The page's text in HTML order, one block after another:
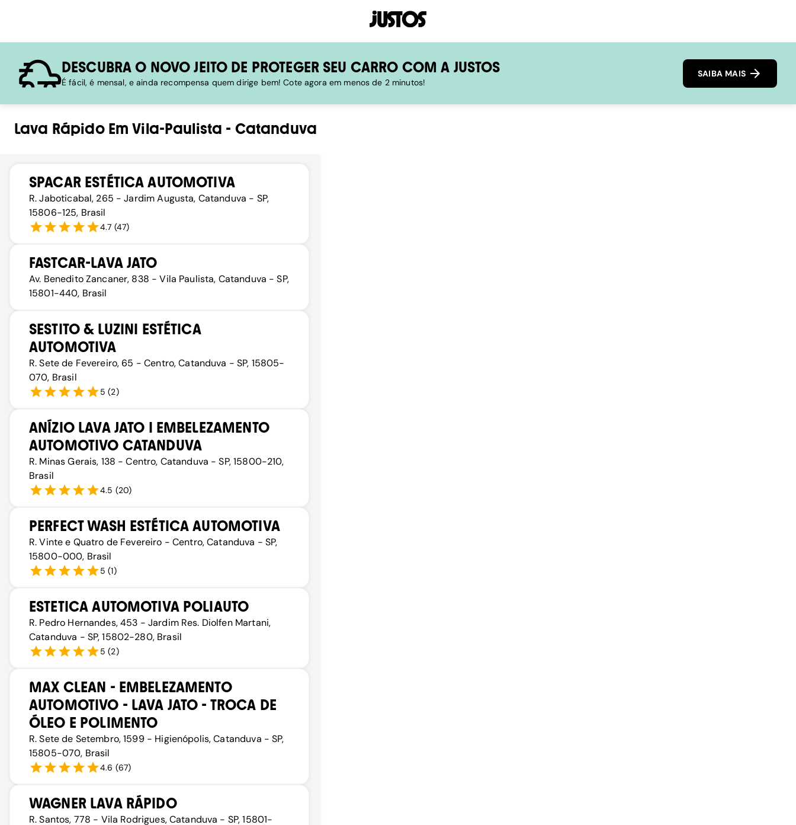
DESCUBRA O NOVO JEITO DE PROTEGER SEU CARRO COM A JUSTOS
É fácil, é mensal, e ainda recompensa quem dirige bem! Cote agora em menos de 2 minutos!
SAIBA MAIS
Lava RápidoEmVila-Paulista - Catanduva
SPACAR ESTÉTICA AUTOMOTIVA
R. Jaboticabal, 265 - Jardim Augusta, Catanduva - SP,
15806-125, Brasil
4.7 (47)
FASTCAR-LAVA JATO
Av. Benedito Zancaner, 838 - Vila Paulista, Catanduva - SP,
15801-440, Brasil
SESTITO & LUZINI ESTÉTICA
AUTOMOTIVA
R. Sete de Fevereiro, 65 - Centro, Catanduva - SP, 15805-
070, Brasil
5 (2)
ANÍZIO LAVA JATO I EMBELEZAMENTO
AUTOMOTIVO CATANDUVA
R. Minas Gerais, 138 - Centro, Catanduva - SP, 15800-210,
Brasil
4.5 (20)
PERFECT WASH ESTÉTICA AUTOMOTIVA
R. Vinte e Quatro de Fevereiro - Centro, Catanduva - SP,
15800-000, Brasil
5 (1)
ESTETICA AUTOMOTIVA POLIAUTO
R. Pedro Hernandes, 453 - Jardim Res. Diolfen Martani,
Catanduva - SP, 15802-280, Brasil
5 (2)
MAX CLEAN - EMBELEZAMENTO
AUTOMOTIVO - LAVA JATO - TROCA DE
ÓLEO E POLIMENTO
R. Sete de Setembro, 1599 - Higienópolis, Catanduva - SP,
15805-070, Brasil
4.6 (67)
WAGNER LAVA RÁPIDO
R. Santos, 778 - Vila Rodrigues, Catanduva - SP, 15801-